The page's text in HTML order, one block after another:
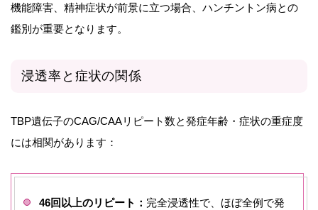
機能障害、精神症状が前景に立つ場合、ハンチントン病との
鑑別が重要となります。
浸透率と症状の関係
TBP遺伝子のCAG/CAAリピート数と発症年齢・症状の重症度
には相関があります：
46回以上のリピート： 完全浸透性で、ほぼ全例で発